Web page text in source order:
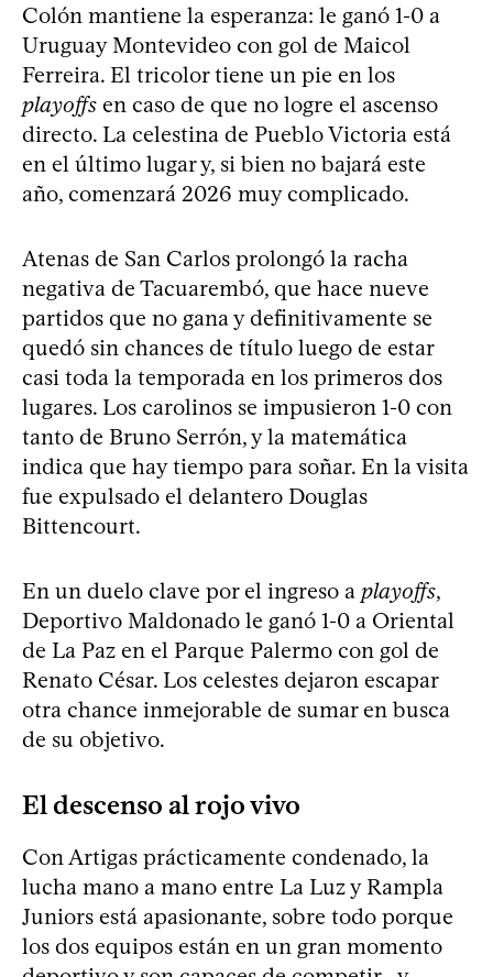
Colón mantiene la esperanza: le ganó 1-0 a
Uruguay Montevideo con gol de Maicol
Ferreira. El tricolor tiene un pie en los
playoffs en caso de que no logre el ascenso
directo. La celestina de Pueblo Victoria está
en el último lugar y, si bien no bajará este
año, comenzará 2026 muy complicado.
Atenas de San Carlos prolongó la racha
negativa de Tacuarembó, que hace nueve
partidos que no gana y definitivamente se
quedó sin chances de título luego de estar
casi toda la temporada en los primeros dos
lugares. Los carolinos se impusieron 1-0 con
tanto de Bruno Serrón, y la matemática
indica que hay tiempo para soñar. En la visita
fue expulsado el delantero Douglas
Bittencourt.
En un duelo clave por el ingreso a playoffs,
Deportivo Maldonado le ganó 1-0 a Oriental
de La Paz en el Parque Palermo con gol de
Renato César. Los celestes dejaron escapar
otra chance inmejorable de sumar en busca
de su objetivo.
El descenso al rojo vivo
Con Artigas prácticamente condenado, la
lucha mano a mano entre La Luz y Rampla
Juniors está apasionante, sobre todo porque
los dos equipos están en un gran momento